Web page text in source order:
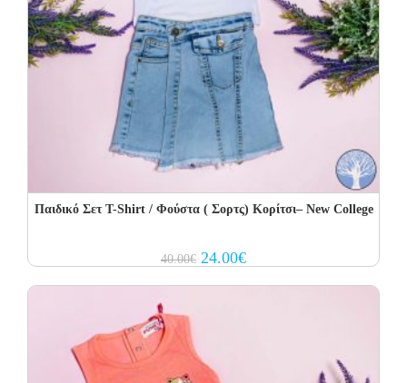
Παιδικό Σετ Τ-Shirt / Φούστα ( Σορτς) Κορίτσι– New College
40.00€ Original
price
24.00€Current
price